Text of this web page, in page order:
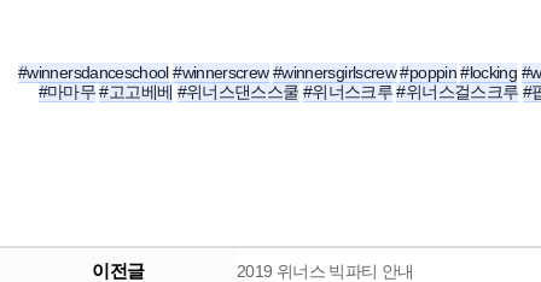
#winnersdanceschool #winnerscrew #winnersgirlscrew #poppin #locking
#마마무 #고고베베 #위너스댄스스쿨 #위너스크루 #위너스걸스크루 #
이전글 2019 위너스 빅파티 안내